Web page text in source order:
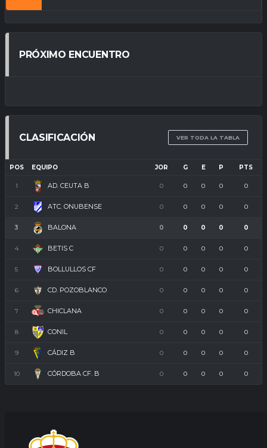
PRÓXIMO ENCUENTRO
CLASIFICACIÓN VER TODA LA TABLA
POS EQUIPO JOR G E P PTS
1 AD. CEUTA B 0 0 0 0 0
2 ATC. ONUBENSE 0 0 0 0 0
3 BALONA 0 0 0 0 0
4 BETIS C 0 0 0 0 0
5 BOLLULLOS CF 0 0 0 0 0
6 CD. POZOBLANCO 0 0 0 0 0
7 CHICLANA 0 0 0 0 0
8 CONIL 0 0 0 0 0
9 CÁDIZ B 0 0 0 0 0
10 CÓRDOBA CF. B 0 0 0 0 0